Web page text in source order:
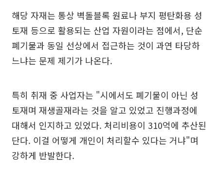
해당 자재는 통상 벽돌블록 원료나 부지 평탄화용 성
토재 등으로 활용되는 산업 자원이라는 점에서, 단순
폐기물과 동일 선상에서 접근하는 것이 과연 타당하
느냐는 문제 제기가 나온다.
특히 취재 중 사업자는 "시에서도 폐기물이 아닌 성
토재며 재생골재라는 것을 알고 있었고 진행과정에
대해서 인지하고 있었다. 처리비용이 310억에 추산된
단다. 이걸 어떻게 개인이 처리할수 있다는 거냐"며
강하게 반발한다.